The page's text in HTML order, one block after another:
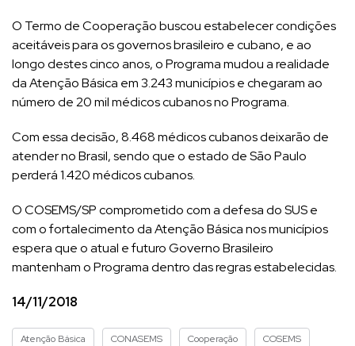
O Termo de Cooperação buscou estabelecer condições
aceitáveis para os governos brasileiro e cubano, e ao
longo destes cinco anos, o Programa mudou a realidade
da Atenção Básica em 3.243 municípios e chegaram ao
número de 20 mil médicos cubanos no Programa.
Com essa decisão, 8.468 médicos cubanos deixarão de
atender no Brasil, sendo que o estado de São Paulo
perderá 1.420 médicos cubanos.
O COSEMS/SP comprometido com a defesa do SUS e
com o fortalecimento da Atenção Básica nos municípios
espera que o atual e futuro Governo Brasileiro
mantenham o Programa dentro das regras estabelecidas.
14/11/2018
Atenção Básica CONASEMS Cooperação COSEMS